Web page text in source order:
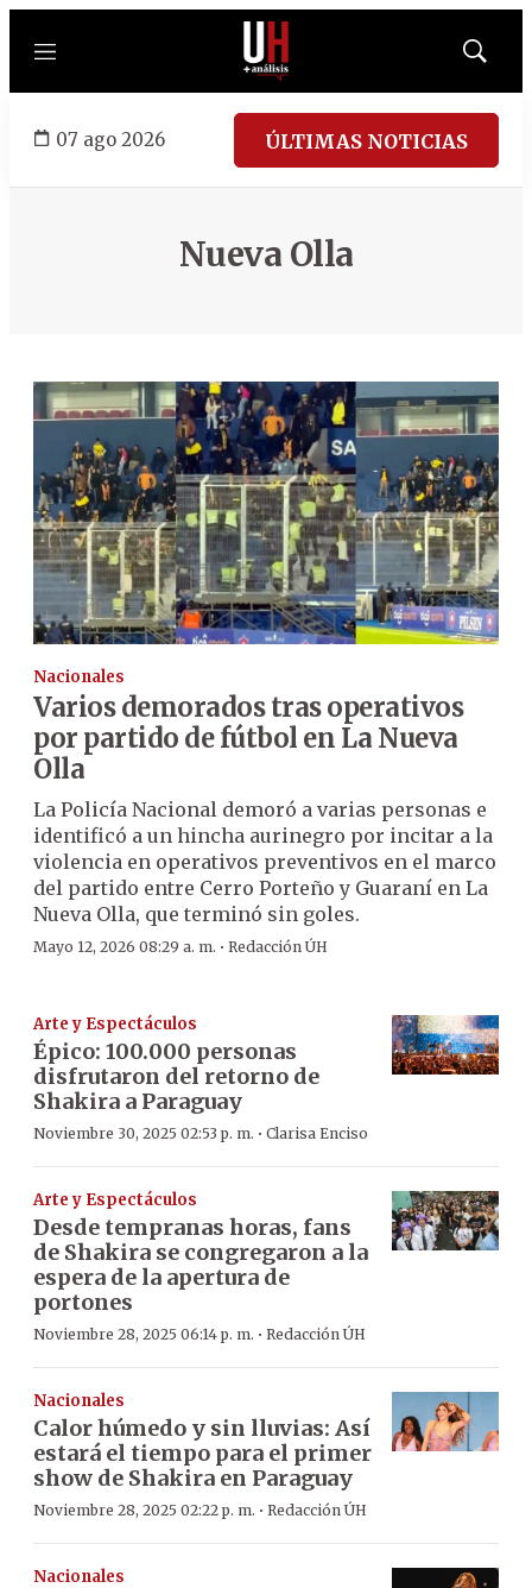
Menú
Mostrar
07 ago 2026 ÚLTIMAS NOTICIAS
Nueva Olla
Nacionales
Varios demorados tras operativos
por partido de fútbol en La Nueva
Olla
La Policía Nacional demoró a varias personas e
identificó a un hincha aurinegro por incitar a la
violencia en operativos preventivos en el marco
del partido entre Cerro Porteño y Guaraní en La
Nueva Olla, que terminó sin goles.
Mayo 12, 2026 08:29 a. m. · Redacción ÚH
Arte y Espectáculos
Épico: 100.000 personas
disfrutaron del retorno de
Shakira a Paraguay
Noviembre 30, 2025 02:53 p. m. · Clarisa Enciso
Arte y Espectáculos
Desde tempranas horas, fans
de Shakira se congregaron a la
espera de la apertura de
portones
Noviembre 28, 2025 06:14 p. m. · Redacción ÚH
Nacionales
Calor húmedo y sin lluvias: Así
estará el tiempo para el primer
show de Shakira en Paraguay
Noviembre 28, 2025 02:22 p. m. · Redacción ÚH
Nacionales